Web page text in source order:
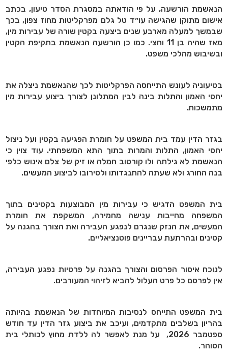
הנאשמת הורשעה, על פי הודאתה במסגרת הסדר טיעון, בכתב
אישום מתוקן שהגישה עו״ד טל גלם מפרקליטות מחוז צפון, בכך
שבמשך למעלה מארבע שנים ביצעה בקטין שורה של עבירות מין,
מאז שהיה בן 11 וחצי. כמו כן הורשעה הנאשמת בתקיפת הקטין
ובשיבוש מהלכי משפט.
בטיעוניה לעונש התייחסה הפרקליטות לכך שהנאשמת ניצלה את
יחסי האמון והתלות בינה לבין המתלונן לצורך ביצוע עבירות מין
מתמשכות.
בגזר הדין עמד בית המשפט על חומרת הפגיעה בקטין ועל ניצול
יחסי האמון, התלות והמרות בתוך התא המשפחתי. עוד צוין כי
הנאשמת לא גילתה ולו קורטוב חמלה או זיק של צלם אינוש כלפי
בנה החורג ולא שעתה להתנגדותו ולסירובו לביצוע המעשים.
בית המשפט הדגיש כי עבירות מין המבוצעות בקטינים בתוך
המשפחה מחייבות ענישה מחמירה, המשקפת את חומרת
המעשים, את הנזק שנגרם לנפגע העבירה ואת הצורך בהגנה על
קטינים ובהרתעת עבריינים פוטנציאליים.
לנוכח איסור הפרסום והצורך בהגנה על פרטיות נפגע העבירה,
אין לפרסם כל פרט העלול להביא לזיהוי המעורבים.
בית המשפט התייחס לנסיבות המיוחדות של הנאשמת בהיותה
בהריון בשלבים מתקדמים, ועיכב את ביצוע גזר הדין עד חודש
ספטמבר 2026, על מנת לאפשר לה ללדת מחוץ לכותלי בית
הסוהר.